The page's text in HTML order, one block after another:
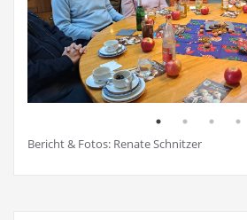
Bericht & Fotos: Renate Schnitzer